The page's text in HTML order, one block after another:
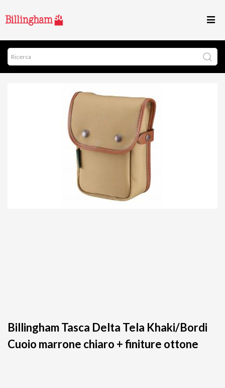
Billingham Tasca Delta Tela Khaki/Bordi
Cuoio marrone chiaro + finiture ottone